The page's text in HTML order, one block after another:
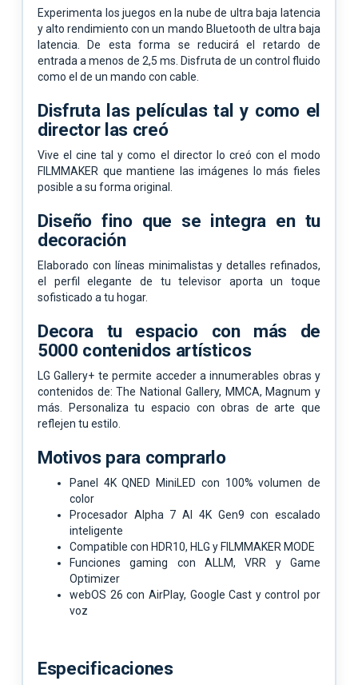
Experimenta los juegos en la nube de ultra baja latencia
y alto rendimiento con un mando Bluetooth de ultra baja
latencia. De esta forma se reducirá el retardo de
entrada a menos de 2,5 ms. Disfruta de un control fluido
como el de un mando con cable.
Disfruta las películas tal y como el
director las creó
Vive el cine tal y como el director lo creó con el modo
FILMMAKER que mantiene las imágenes lo más fieles
posible a su forma original.
Diseño fino que se integra en tu
decoración
Elaborado con líneas minimalistas y detalles refinados,
el perfil elegante de tu televisor aporta un toque
sofisticado a tu hogar.
Decora tu espacio con más de
5000 contenidos artísticos
LG Gallery+ te permite acceder a innumerables obras y
contenidos de: The National Gallery, MMCA, Magnum y
más. Personaliza tu espacio con obras de arte que
reflejen tu estilo.
Motivos para comprarlo
Panel 4K QNED MiniLED con 100% volumen de
color
Procesador Alpha 7 AI 4K Gen9 con escalado
inteligente
Compatible con HDR10, HLG y FILMMAKER MODE
Funciones gaming con ALLM, VRR y Game
Optimizer
webOS 26 con AirPlay, Google Cast y control por
voz
Especificaciones